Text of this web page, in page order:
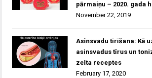
pārmaiņu – 2020. gada
November 22, 2019
Asinsvadu tīrīšana: Kā
asinsvadus tīrus un
zelta receptes
February 17, 2020